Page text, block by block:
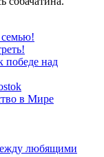
победе над
в Мире
любящими